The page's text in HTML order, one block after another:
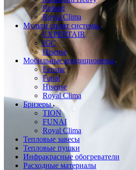
Roland
Royal Clima
Мульти сплит системы
EXPERTAIR
IGC
Hisense
Мобильные кондиционеры
Ecostar
Funai
Hisense
Royal Clima
Бризеры
TION
FUNAI
Royal Clima
Тепловые завесы
Тепловые пушки
Инфракрасные обогреватели
Расходные материалы